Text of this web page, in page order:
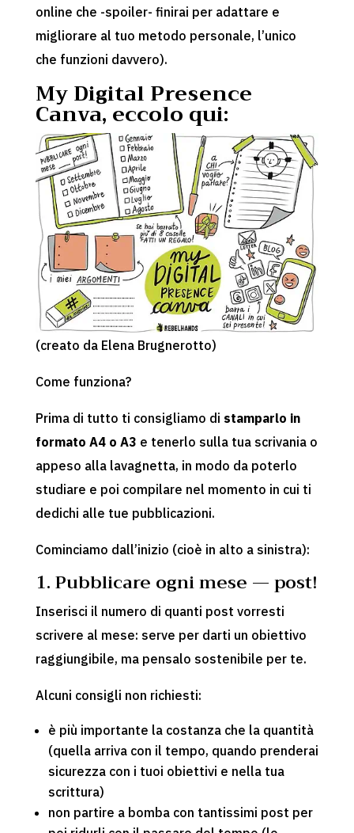
online che -spoiler- finirai per adattare e
migliorare al tuo metodo personale, l’unico
che funzioni davvero).
My Digital Presence
Canva, eccolo qui:
(creato da Elena Brugnerotto)
Come funziona?
Prima di tutto ti consigliamo di stamparlo in
formato A4 o A3 e tenerlo sulla tua scrivania o
appeso alla lavagnetta, in modo da poterlo
studiare e poi compilare nel momento in cui ti
dedichi alle tue pubblicazioni.
Cominciamo dall’inizio (cioè in alto a sinistra):
1. Pubblicare ogni mese — post!
Inserisci il numero di quanti post vorresti
scrivere al mese: serve per darti un obiettivo
raggiungibile, ma pensalo sostenibile per te.
Alcuni consigli non richiesti:
è più importante la costanza che la quantità
(quella arriva con il tempo, quando prenderai
sicurezza con i tuoi obiettivi e nella tua
scrittura)
non partire a bomba con tantissimi post per